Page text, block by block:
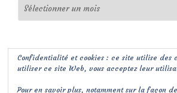
Confidentialité et cookies : ce site utilise des
utiliser ce site Web, vous acceptez leur
Pour en savoir plus, notamment sur la façon